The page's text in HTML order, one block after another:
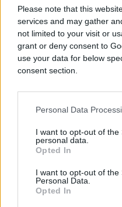
Please note that this
services and may gather
not limited to your visit or
grant or deny consent to
use your data for below
consent section.
Personal Data
I want to opt-out of the
personal data.
Opted In
I want to opt-out of the
Personal Data.
Opted In
radovi?
Kad sam prvi put
reakciju na svoj rad i
Odaziv i komentari su
svoje prve radove i
amaterski, ali to je
Koliko Vam znači
Naravno, i danas mi